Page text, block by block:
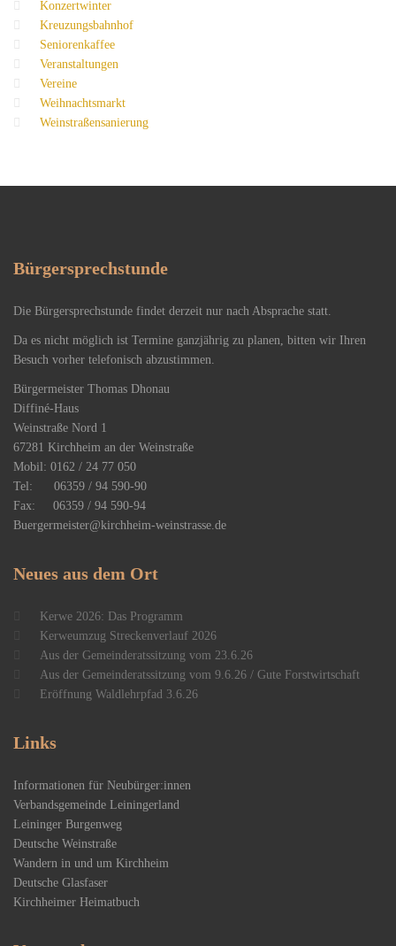
Konzertwinter
Kreuzungsbahnhof
Seniorenkaffee
Veranstaltungen
Vereine
Weihnachtsmarkt
Weinstraßensanierung
Bürgersprechstunde
Die Bürgersprechstunde findet derzeit nur nach Absprache statt.
Da es nicht möglich ist Termine ganzjährig zu planen, bitten wir Ihren
Besuch vorher telefonisch abzustimmen.
Bürgermeister Thomas Dhonau
Diffiné-Haus
​Weinstraße Nord 1
67281 Kirchheim an der Weinstraße
Mobil: 0162 / 24 77 050
Tel: 06359 / 94 590-90
Fax: 06359 / 94 590-94
Buergermeister@kirchheim-weinstrasse.de
Neues aus dem Ort
Kerwe 2026: Das Programm
Kerweumzug Streckenverlauf 2026
Aus der Gemeinderatssitzung vom 23.6.26
Aus der Gemeinderatssitzung vom 9.6.26 / Gute Forstwirtschaft
Eröffnung Waldlehrpfad 3.6.26
Links
Informationen für Neubürger:innen
Verbandsgemeinde Leiningerland
Leininger Burgenweg
Deutsche Weinstraße
Wandern in und um Kirchheim
Deutsche Glasfaser
Kirchheimer Heimatbuch